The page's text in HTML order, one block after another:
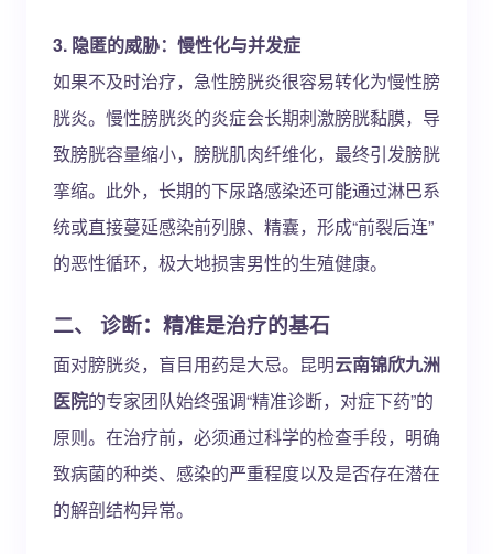
3. 隐匿的威胁：慢性化与并发症
如果不及时治疗，急性膀胱炎很容易转化为慢性膀
胱炎。慢性膀胱炎的炎症会长期刺激膀胱黏膜，导
致膀胱容量缩小，膀胱肌肉纤维化，最终引发膀胱
挛缩。此外，长期的下尿路感染还可能通过淋巴系
统或直接蔓延感染前列腺、精囊，形成“前裂后连”
的恶性循环，极大地损害男性的生殖健康。
二、 诊断：精准是治疗的基石
面对膀胱炎，盲目用药是大忌。昆明云南锦欣九洲
医院的专家团队始终强调“精准诊断，对症下药”的
原则。在治疗前，必须通过科学的检查手段，明确
致病菌的种类、感染的严重程度以及是否存在潜在
的解剖结构异常。